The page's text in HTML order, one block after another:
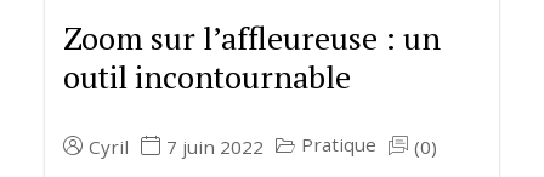
Zoom sur l’affleureuse : un
outil incontournable
Cyril 7 juin 2022 Pratique (0)